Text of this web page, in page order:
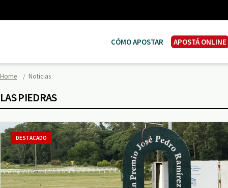
CÓMO APOSTAR APOSTÁ ONLINE
Home Noticias
LAS PIEDRAS
DESTACADO